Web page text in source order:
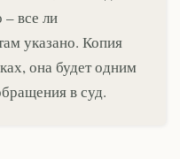
– все ли
указано. Копия
она будет одним
в суд.